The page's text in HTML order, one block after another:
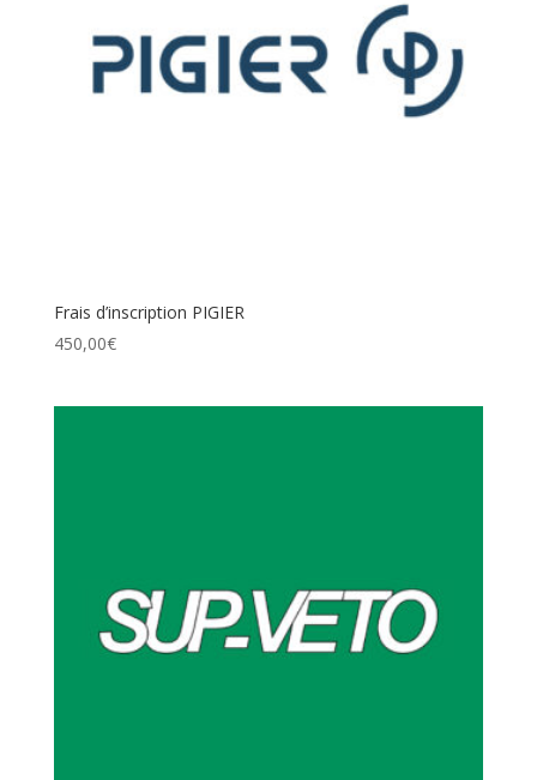
Frais d’inscription PIGIER
450,00€